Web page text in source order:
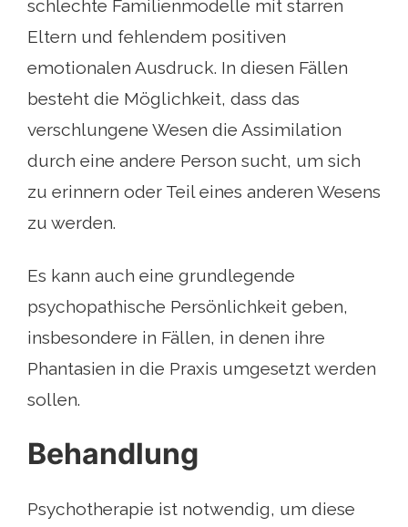
schlechte Familienmodelle mit starren
Eltern und fehlendem positiven
emotionalen Ausdruck. In diesen Fällen
besteht die Möglichkeit, dass das
verschlungene Wesen die Assimilation
durch eine andere Person sucht, um sich
zu erinnern oder Teil eines anderen Wesens
zu werden.
Es kann auch eine grundlegende
psychopathische Persönlichkeit geben,
insbesondere in Fällen, in denen ihre
Phantasien in die Praxis umgesetzt werden
sollen.
Behandlung
Psychotherapie ist notwendig, um diese